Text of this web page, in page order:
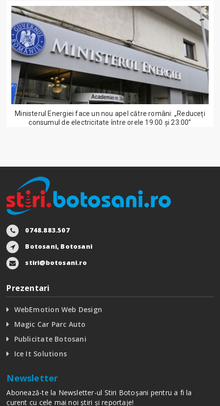
Ministerul Energiei face un nou apel către români: „Reduceți
consumul de electricitate între orele 19:00 și 23:00”
0748.883.507
Botosani, Botosani
stiri@botosani.ro
Prezentari
WebEmotion Web Design
Magic Car Parc Auto
Publicitate Botosani
Ice It Solutions
Newsletter
Abonează-te la Newsletter-ul Stiri Botoșani pentru a fi la
curent cu cele mai noi știri și reportaje!